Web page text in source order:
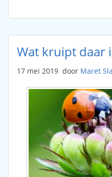
Wat kruipt daar
17 mei 2019 door Maret